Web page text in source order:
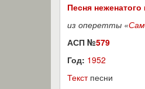
Песня
из оперетты «
АСП №579
Год: 1952
Текстпесни